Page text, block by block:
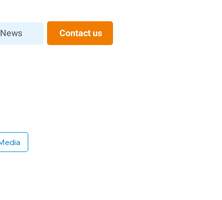
News Contact us